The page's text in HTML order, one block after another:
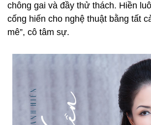
chông gai và đầy thử thách. Hiền
cống hiến cho nghệ thuật bằng tất
mê”, cô tâm sự.